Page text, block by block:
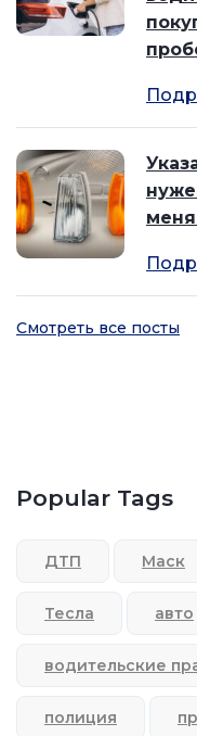
Смотреть все посты
Popular Tags
ДТП Маск
Тесла авто
водительские
полиция